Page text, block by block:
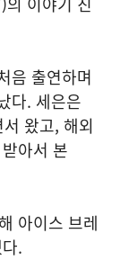
음 출연하며
다. 세은은
왔고, 해외
아서 본
아이스 브레
.